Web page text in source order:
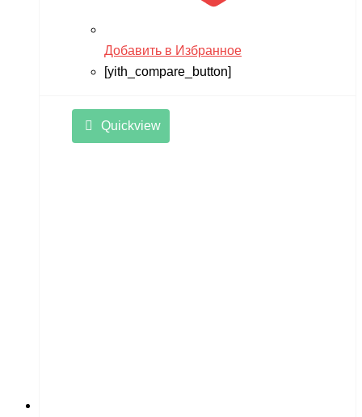
Добавить в Избранное
[yith_compare_button]
Quickview